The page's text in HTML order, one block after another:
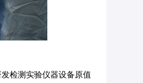
检测实验仪器设备原值